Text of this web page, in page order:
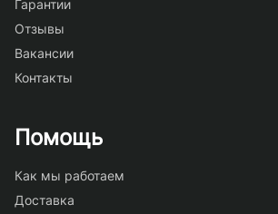
Гарантии
Отзывы
Вакансии
Контакты
Помощь
Как мы работаем
Доставка